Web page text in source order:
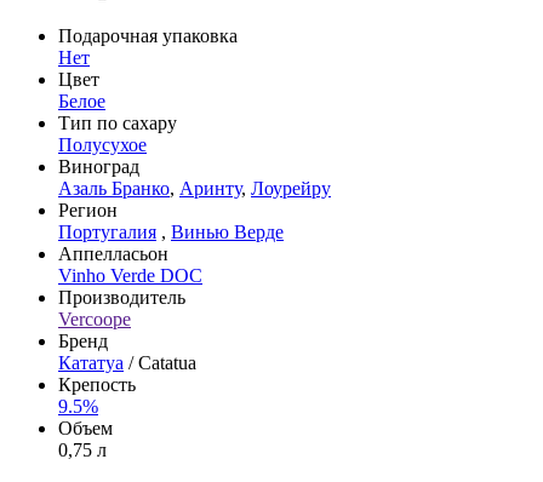
Подарочная упаковка
Нет
Цвет
Белое
Тип по сахару
Полусухое
Виноград
Азаль Бранко, Аринту, Лоурейру
Регион
Португалия , Винью Верде
Аппелласьон
Vinho Verde DOC
Производитель
Vercoope
Бренд
Кататуа / Catatua
Крепость
9.5%
Объем
0,75 л